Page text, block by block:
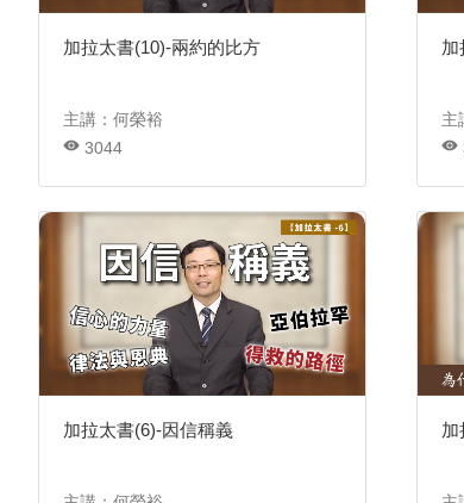
加拉太書(10)-兩約的比方
主講：何榮裕
3044
加
主
加拉太書(6)-因信稱義 加